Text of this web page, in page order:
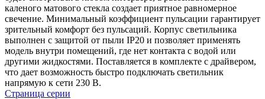
каленого матового стекла создает приятное равномерное
свечение. Минимальный коэффициент пульсации гарантирует
зрительный комфорт без пульсаций. Корпус светильника
выполнен с защитой от пыли IP20 и позволяет применять
модель внутри помещений, где нет контакта с водой или
другими жидкостями. Поставляется в комплекте с драйвером,
что дает возможность быстро подключать светильник
напрямую к сети 230 В.
Страница серии